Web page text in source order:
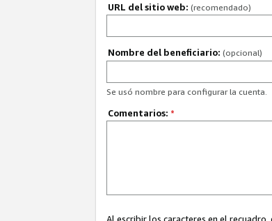
URL del sitio web: (recomendado)
Nombre del beneficiario: (opcional)
Se usó nombre para configurar la cuenta.
Comentarios: *